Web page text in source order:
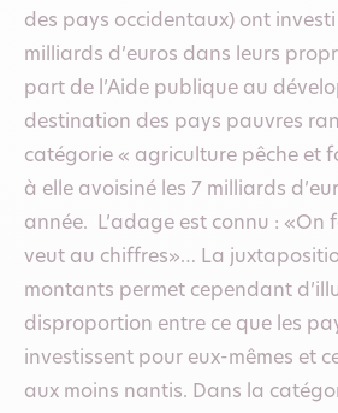
des pays occidentaux) ont
milliards d’euros dans leurs
part de l’Aide publique au
destination des pays pauvres
catégorie « agriculture pêche et
à elle avoisiné les 7 milliards
année. L’adage est connu : «On
veut au chiffres»… La
montants permet cependant
disproportion entre ce que les
investissent pour eux-mêmes et
aux moins nantis. Dans la